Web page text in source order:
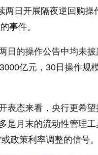
两日开展隔夜逆回购操
事件。
日的操作公告中均未披
亿元，30日操作规
表态来看，央行更希
是月末的流动性管理
政策利率调整的信号。